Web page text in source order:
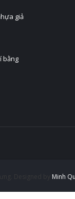
giả
bằng
Designed by Minh